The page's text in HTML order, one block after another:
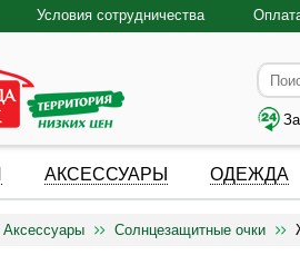
Условия сотрудничества
АКСЕССУАРЫ ОДЕЖДА
Аксессуары Солнцезащитные очки